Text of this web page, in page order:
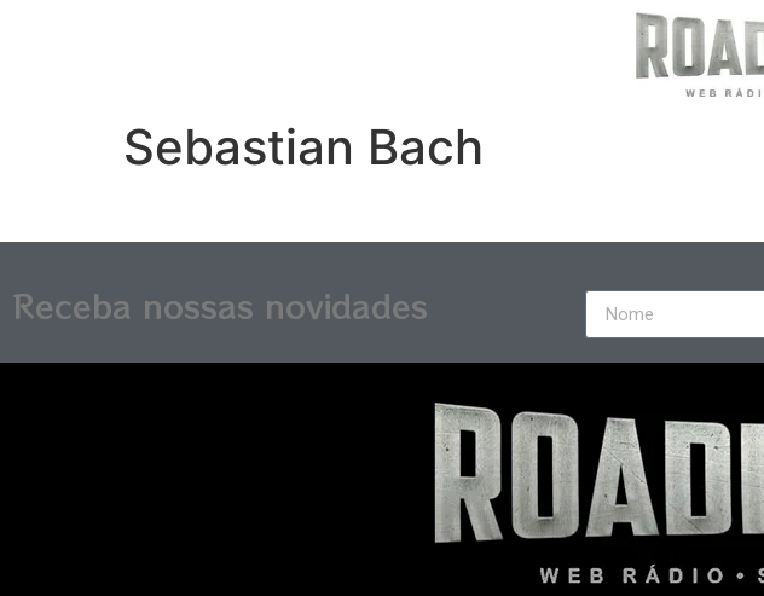
Sebastian Bach
Receba nossas novidades